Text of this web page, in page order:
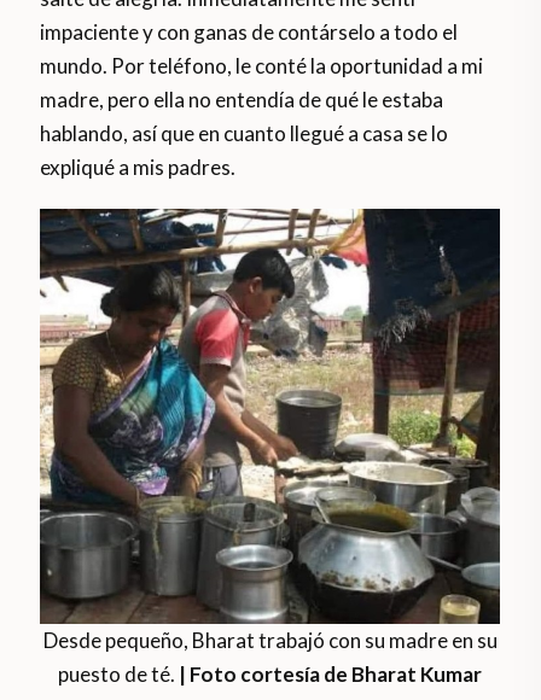
impaciente y con ganas de contárselo a todo el
mundo. Por teléfono, le conté la oportunidad a mi
madre, pero ella no entendía de qué le estaba
hablando, así que en cuanto llegué a casa se lo
expliqué a mis padres.
Desde pequeño, Bharat trabajó con su madre en su
puesto de té. | Foto cortesía de Bharat Kumar